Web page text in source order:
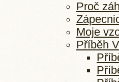
Proč
Moje
Příběh